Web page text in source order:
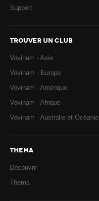
Support
TROUVER UN CLUB
Vovinam - Asie
Vovinam - Europe
Vovinam - Amérique
Vovinam - Afrique
Vovinam - Australie et Océanie
THEMA
Découvrir
Thema